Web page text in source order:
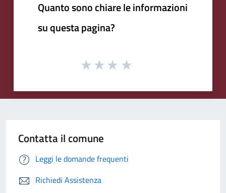
Quanto sono chiare le informazioni
su questa pagina?
Contatta il comune
Leggi le domande frequenti
Richiedi Assistenza